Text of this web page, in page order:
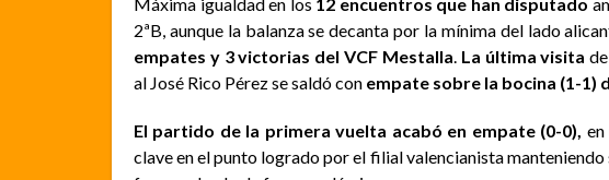
2ªB, aunque la balanza se decanta por la mínima del lado
empates y 3 victorias del VCF Mestalla. La última visita
al José Rico Pérez se saldó con empate sobre la bocina (1-1)
El partido de la primera vuelta acabó en empate (0-0),
clave en el punto logrado por el filial valencianista